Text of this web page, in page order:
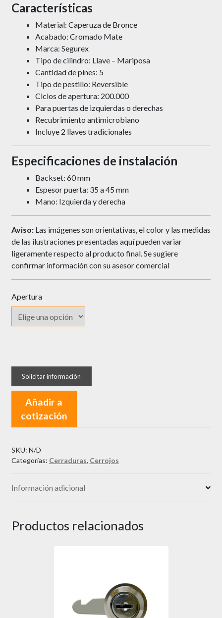
Características
Material: Caperuza de Bronce
Acabado: Cromado Mate
Marca: Segurex
Tipo de cilindro: Llave – Mariposa
Cantidad de pines: 5
Tipo de pestillo: Reversible
Ciclos de apertura: 200.000
Para puertas de izquierdas o derechas
Recubrimiento antimicrobiano
Incluye 2 llaves tradicionales
Especificaciones de instalación
Backset: 60 mm
Espesor puerta: 35 a 45 mm
Mano: Izquierda y derecha
Aviso:Las imágenes son orientativas, el color y las medidas
de las ilustraciones presentadas aquí pueden variar
ligeramente respecto al producto final. Se sugiere
confirmar información con su asesor comercial
Apertura
SEGUREX
B350
Mariposa
cantidad
Añadir a
cotización
SKU: N/D
Categorías: Cerraduras, Cerrojos
Información adicional
Productos relacionados